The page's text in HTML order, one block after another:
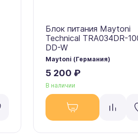
Блок питания Maytoni
Technical TRA034DR-
DD-W
Maytoni (Германия)
5 200 ₽
В наличии